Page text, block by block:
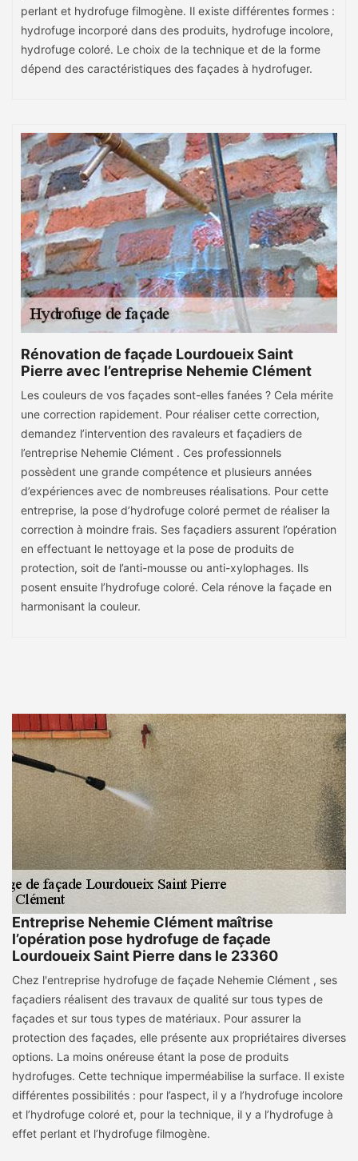
perlant et hydrofuge filmogène. Il existe différentes formes :
hydrofuge incorporé dans des produits, hydrofuge incolore,
hydrofuge coloré. Le choix de la technique et de la forme
dépend des caractéristiques des façades à hydrofuger.
Rénovation de façade Lourdoueix Saint
Pierre avec l’entreprise Nehemie Clément
Les couleurs de vos façades sont-elles fanées ? Cela mérite
une correction rapidement. Pour réaliser cette correction,
demandez l’intervention des ravaleurs et façadiers de
l’entreprise Nehemie Clément . Ces professionnels
possèdent une grande compétence et plusieurs années
d’expériences avec de nombreuses réalisations. Pour cette
entreprise, la pose d’hydrofuge coloré permet de réaliser la
correction à moindre frais. Ses façadiers assurent l’opération
en effectuant le nettoyage et la pose de produits de
protection, soit de l’anti-mousse ou anti-xylophages. Ils
posent ensuite l’hydrofuge coloré. Cela rénove la façade en
harmonisant la couleur.
Entreprise Nehemie Clément maîtrise
l’opération pose hydrofuge de façade
Lourdoueix Saint Pierre dans le 23360
Chez l'entreprise hydrofuge de façade Nehemie Clément , ses
façadiers réalisent des travaux de qualité sur tous types de
façades et sur tous types de matériaux. Pour assurer la
protection des façades, elle présente aux propriétaires diverses
options. La moins onéreuse étant la pose de produits
hydrofuges. Cette technique imperméabilise la surface. Il existe
différentes possibilités : pour l’aspect, il y a l’hydrofuge incolore
et l’hydrofuge coloré et, pour la technique, il y a l’hydrofuge à
effet perlant et l’hydrofuge filmogène.